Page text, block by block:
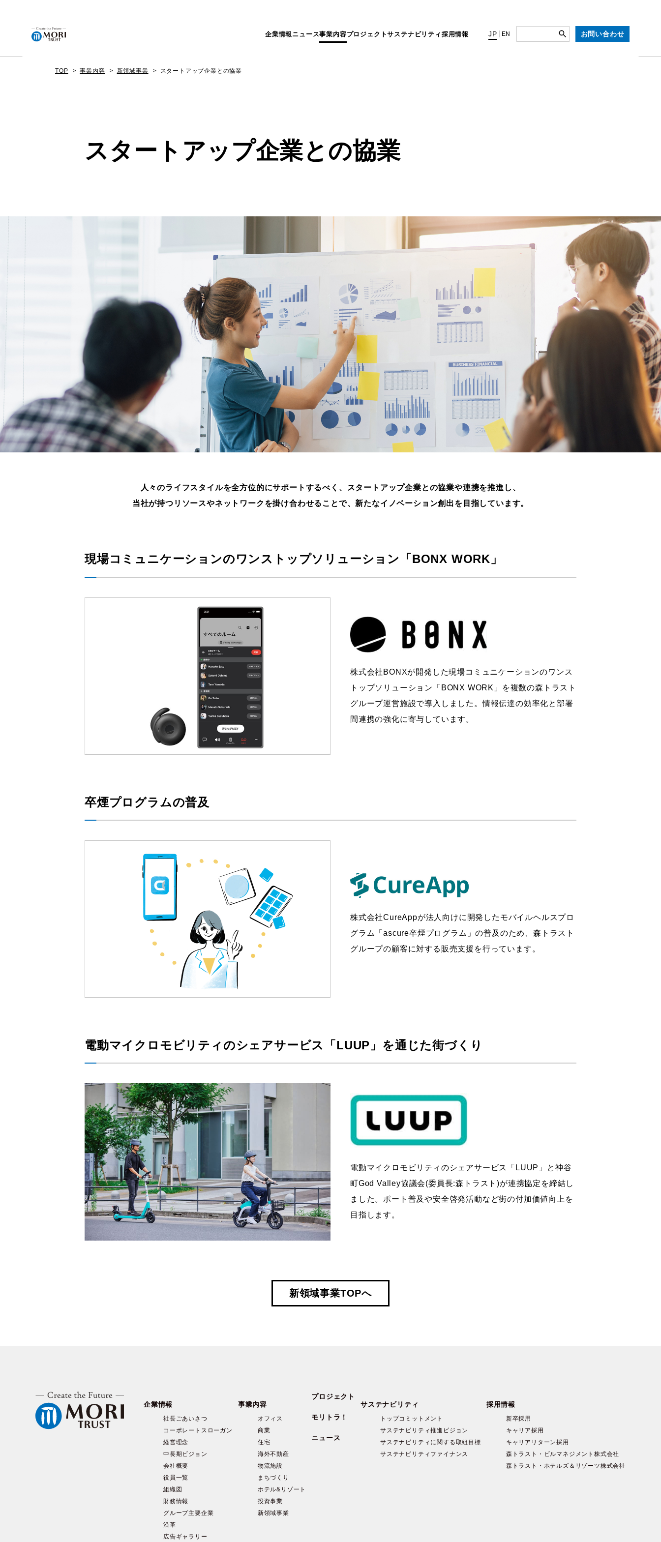
企業情報 ニュース事業内容プロジェクトサステナビリティ 採用情報 JP EN お問い合わせ
企業情報
English
お問い合わせ
TOP 事業内容 新領域事業 スタートアップ企業との協業
スタートアップ企業との協業
人々のライフスタイルを全方位的にサポートするべく、スタートアップ企業との協業や連携を推進し、
当社が持つリソースやネットワークを掛け合わせることで、新たなイノベーション創出を目指しています。
現場コミュニケーションのワンストップソリューション「BONX WORK」
株式会社BONXが開発した現場コミュニケーションのワンス
トップソリューション「BONX WORK」を複数の森トラスト
グループ運営施設で導入しました。情報伝達の効率化と部署
間連携の強化に寄与しています。
卒煙プログラムの普及
株式会社CureAppが法人向けに開発したモバイルヘルスプロ
グラム「ascure卒煙プログラム」の普及のため、森トラスト
グループの顧客に対する販売支援を行っています。
電動マイクロモビリティのシェアサービス「LUUP」を通じた街づくり
電動マイクロモビリティのシェアサービス「LUUP」と神谷
町God Valley協議会(委員長:森トラスト)が連携協定を締結し
ました。ポート普及や安全啓発活動など街の付加価値向上を
目指します。
新領域事業TOPへ
企業情報
社長ごあいさつ
コーポレートスローガン
経営理念
中長期ビジョン
会社概要
役員一覧
組織図
財務情報
グループ主要企業
沿革
広告ギャラリー
事業内容
オフィス
商業
住宅
海外不動産
物流施設
まちづくり
ホテル&リゾート
投資事業
新領域事業
プロジェクト
モリトラ！
ニュース
サステナビリティ
トップコミットメント
サステナビリティ推進ビジョン
サステナビリティに関する取組目標
サステナビリティファイナンス
採用情報
新卒採用
キャリア採用
キャリアリターン採用
森トラスト・ビルマネジメント株式会社
森トラスト・ホテルズ＆リゾーツ株式会社